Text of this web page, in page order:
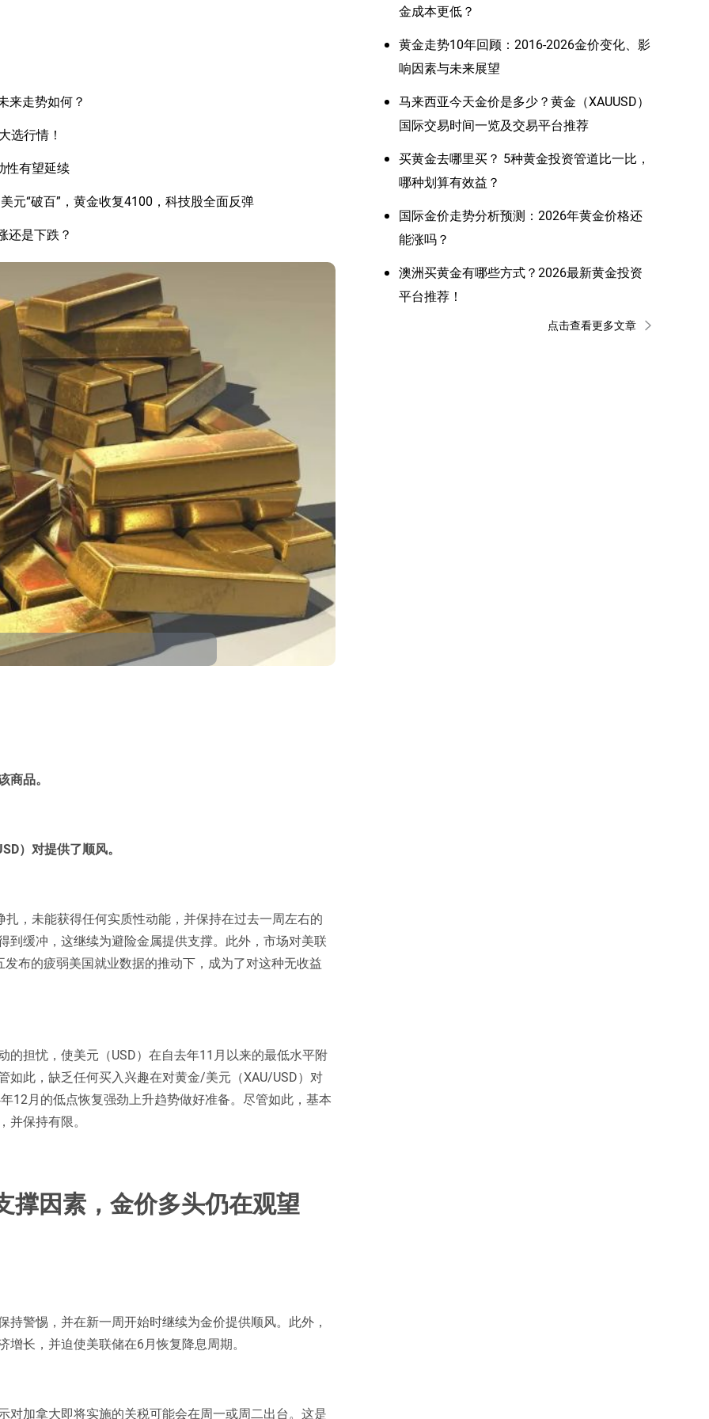
来走势如何？
选行情！
性有望延续
元“破百”，黄金收复4100，科技股全面反弹
还是下跌？
品。
）对提供了顺风。
，未能获得任何实质性动能，并保持在过去一周左右的
缓冲，这继续为避险金属提供支撑。此外，市场对美联
布的疲弱美国就业数据的推动下，成为了对这种无收益
担忧，使美元（USD）在自去年11月以来的最低水平附
此，缺乏任何买入兴趣在对黄金/美元（XAU/USD）对
12月的低点恢复强劲上升趋势做好准备。尽管如此，基本
保持有限。
撑因素，金价多头仍在观望
警惕，并在新一周开始时继续为金价提供顺风。此外，
长，并迫使美联储在6月恢复降息周期。
加拿大即将实施的关税可能会在周一或周二出台。这是
金成本更低？
黄金走势10年回顾：2016-2026金价变化、影
响因素与未来展望
马来西亚今天金价是多少？黄金（XAUUSD）
国际交易时间一览及交易平台推荐
买黄金去哪里买？ 5种黄金投资管道比一比，
哪种划算有效益？
国际金价走势分析预测：2026年黄金价格还
能涨吗？
澳洲买黄金有哪些方式？2026最新黄金投资
平台推荐！
点击查看更多文章